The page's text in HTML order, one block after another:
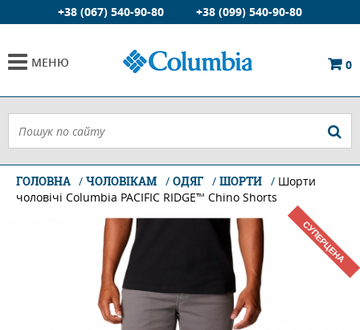
+38 (067) 540-90-80 +38 (099) 540-90-80
МЕНЮ 0
ГОЛОВНА ЧОЛОВІКАМ ОДЯГ ШОРТИ
Шорти
чоловічі Columbia PACIFIC RIDGE™ Chino Shorts
СУПЕРЦЕНА